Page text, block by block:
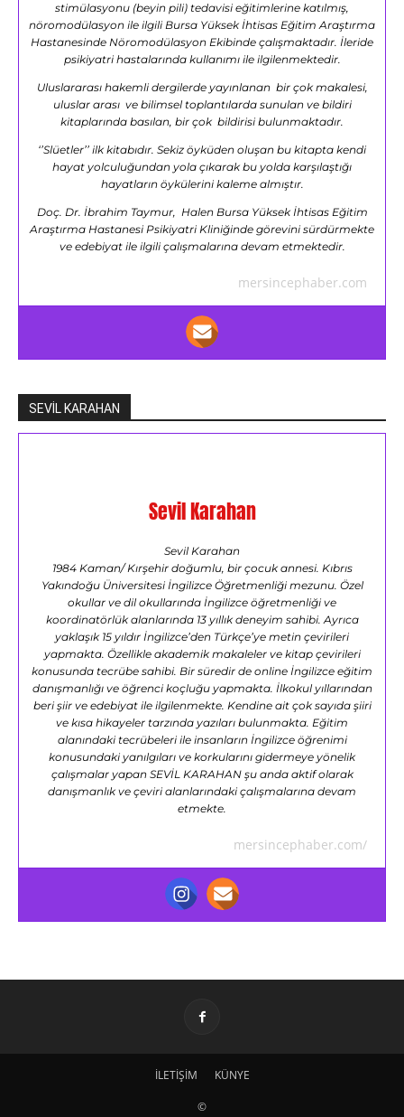
stimülasyonu (beyin pili) tedavisi eğitimlerine katılmış,
nöromodülasyon ile ilgili Bursa Yüksek İhtisas Eğitim Araştırma
Hastanesinde Nöromodülasyon Ekibinde çalışmaktadır. İleride
psikiyatri hastalarında kullanımı ile ilgilenmektedir.
Uluslararası hakemli dergilerde yayınlanan bir çok makalesi,
uluslar arası ve bilimsel toplantılarda sunulan ve bildiri
kitaplarında basılan, bir çok bildirisi bulunmaktadır.
‘’Slüetler’’ ilk kitabıdır. Sekiz öyküden oluşan bu kitapta kendi
hayat yolculuğundan yola çıkarak bu yolda karşılaştığı
hayatların öykülerini kaleme almıştır.
Doç. Dr. İbrahim Taymur, Halen Bursa Yüksek İhtisas Eğitim
Araştırma Hastanesi Psikiyatri Kliniğinde görevini sürdürmekte
ve edebiyat ile ilgili çalışmalarına devam etmektedir.
mersincephaber.com
SEVİL KARAHAN
Sevil Karahan
Sevil Karahan
1984 Kaman/ Kırşehir doğumlu, bir çocuk annesi. Kıbrıs
Yakındoğu Üniversitesi İngilizce Öğretmenliği mezunu. Özel
okullar ve dil okullarında İngilizce öğretmenliği ve
koordinatörlük alanlarında 13 yıllık deneyim sahibi. Ayrıca
yaklaşık 15 yıldır İngilizce’den Türkçe’ye metin çevirileri
yapmakta. Özellikle akademik makaleler ve kitap çevirileri
konusunda tecrübe sahibi. Bir süredir de online İngilizce eğitim
danışmanlığı ve öğrenci koçluğu yapmakta. İlkokul yıllarından
beri şiir ve edebiyat ile ilgilenmekte. Kendine ait çok sayıda şiiri
ve kısa hikayeler tarzında yazıları bulunmakta. Eğitim
alanındaki tecrübeleri ile insanların İngilizce öğrenimi
konusundaki yanılgıları ve korkularını gidermeye yönelik
çalışmalar yapan SEVİL KARAHAN şu anda aktif olarak
danışmanlık ve çeviri alanlarındaki çalışmalarına devam
etmekte.
mersincephaber.com/
İLETİŞİM KÜNYE
©